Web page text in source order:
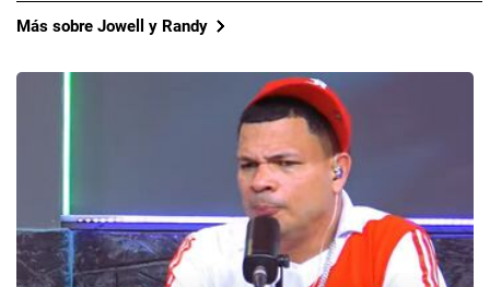
Más sobre Jowell y Randy